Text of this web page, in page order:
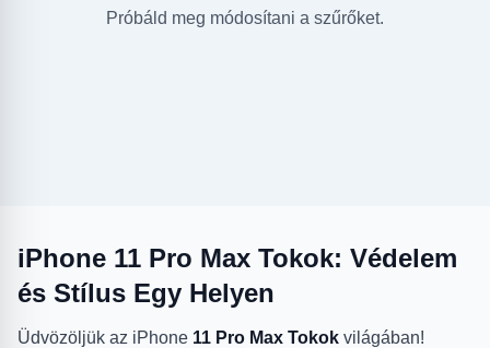
Próbáld meg módosítani a szűrőket.
iPhone 11 Pro Max Tokok: Védelem
és Stílus Egy Helyen
Üdvözöljük az iPhone 11 Pro Max Tokok világában!